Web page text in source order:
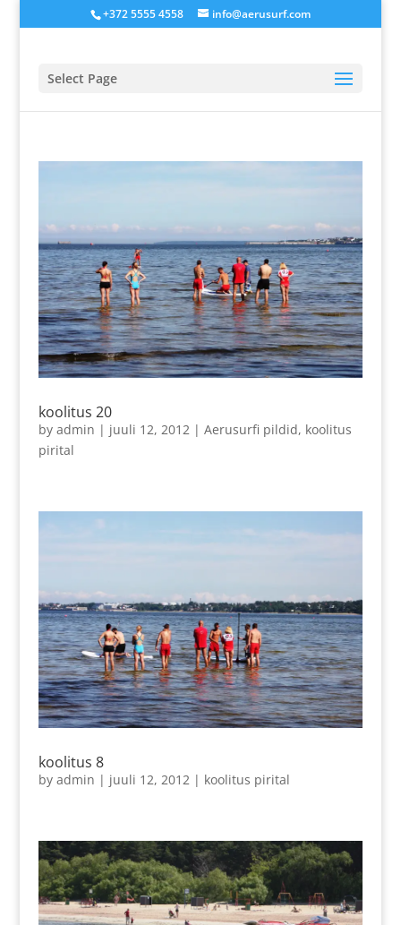
+372 5555 4558 info@aerusurf.com
Select Page
koolitus 20
by admin | juuli 12, 2012| Aerusurfi pildid, koolitus
pirital
koolitus 8
by admin | juuli 12, 2012| koolitus pirital